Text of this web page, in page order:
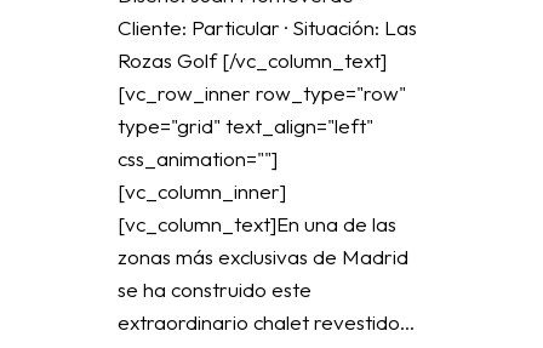
Cliente: Particular · Situación: Las
Rozas Golf [/vc_column_text]
[vc_row_inner row_type="row"
type="grid" text_align="left"
css_animation=""]
[vc_column_inner]
[vc_column_text]En una de las
zonas más exclusivas de Madrid
se ha construido este
extraordinario chalet revestido...